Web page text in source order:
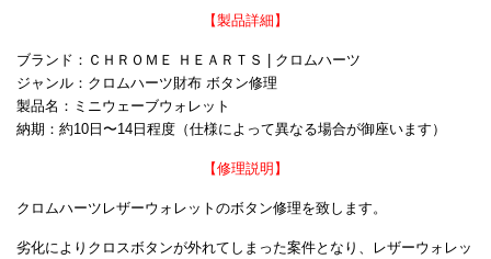
【製品詳細】
ブランド：ＣＨＲＯＭＥ ＨＥＡＲＴＳ | クロムハーツ
ジャンル：クロムハーツ財布 ボタン修理
製品名：ミニウェーブウォレット
納期：約10日〜14日程度（仕様によって異なる場合が御座います）
【修理説明】
クロムハーツレザーウォレットのボタン修理を致します。
劣化によりクロスボタンが外れてしまった案件となり、レザーウォレッ